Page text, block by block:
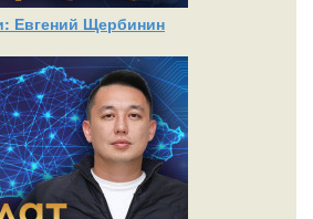
Евгений Щербинин